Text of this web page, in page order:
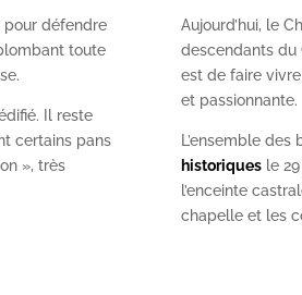
pour défendre
toute
Il reste
certains pans
», très
Aujourd’hui, le
descendants du
est de faire
et passionnante.
L’ensemble
historiquesle 29
l’enceinte
chapelle et les